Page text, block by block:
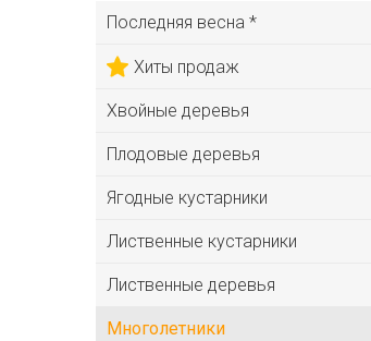
Последняя весна *
Хиты продаж
Хвойные деревья
Плодовые деревья
Ягодные кустарники
Лиственные кустарники
Лиственные деревья
Многолетники